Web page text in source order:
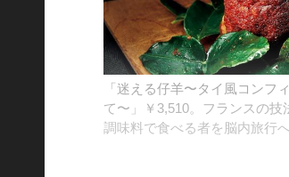
「迷える仔羊〜タイ風コンフ
て〜」￥3,510。フランスの
調味料で食べる者を脳内旅行